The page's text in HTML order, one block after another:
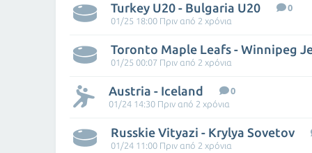
Turkey U20 - Bulgaria U20
0
01/25 18:00 Πριν από 2 χρόνια
Toronto Maple Leafs - Winnipeg
01/25 00:07 Πριν από 2 χρόνια
Austria - Iceland
0
01/24 14:30 Πριν από 2 χρόνια
Russkie Vityazi - Krylya Sovetov
01/24 11:00 Πριν από 2 χρόνια